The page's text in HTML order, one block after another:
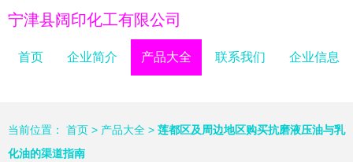
宁津县阔印化工有限公司
首页 企业简介 产品大全 联系我们 企业信息
当前位置： 首页 > 产品大全 > 莲都区及周边地区购买抗磨液压油与乳
化油的渠道指南